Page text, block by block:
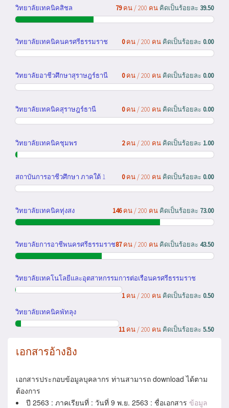
วิทยาลัยเทคนิคสิชล 79คน / 200 คน คิดเป็นร้อยละ 39.50
วิทยาลัยเทคนิคนครศรีธรรมราช 0คน / 200 คน คิดเป็นร้อยละ 0.00
วิทยาลัยอาชีวศึกษาสุราษฎร์ธานี 0คน / 200 คน คิดเป็นร้อยละ 0.00
วิทยาลัยเทคนิคสุราษฎร์ธานี 0คน / 200 คน คิดเป็นร้อยละ 0.00
วิทยาลัยเทคนิคชุมพร 2คน / 200 คน คิดเป็นร้อยละ 1.00
สถาบันการอาชีวศึกษา ภาคใต้ 1 0คน / 200 คน คิดเป็นร้อยละ 0.00
วิทยาลัยเทคนิคทุ่งสง 146คน / 200 คน คิดเป็นร้อยละ 73.00
วิทยาลัยการอาชีพนครศรีธรรมราช87คน / 200 คน คิดเป็นร้อยละ 43.50
วิทยาลัยเทคโนโลยีและอุตสาหกรรมการต่อเรือนครศรีธรรมราช
1คน / 200 คน คิดเป็นร้อยละ 0.50
วิทยาลัยเทคนิคพัทลุง
11คน / 200 คน คิดเป็นร้อยละ 5.50
เอกสารอ้างอิง
เอกสารประกอบข้อมูลบุคลากร ท่านสามารถ download ได้ตาม
ต้องการ
ปี 2563 : ภาคเรียนที่ : วันที่ 9 พ.ย. 2563 : ชื่อเอกสาร ข้อมูล